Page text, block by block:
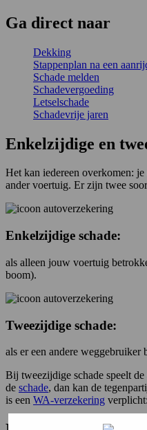
Ga direct naar
Dekking
Stappenplan na een
Schade melden
Schadevergoeding
Letselschade
Schadevrije jaren
Enkelzijdige en
Het kan iedereen overkomen:
ander voertuig. Er zijn twee
Enkelzijdige schade:
als alleen jouw voertuig
boom).
Tweezijdige schade:
als er een andere weggebruiker
Bij tweezijdige schade speelt
de schade, dan kan de
is een WA-verzekering